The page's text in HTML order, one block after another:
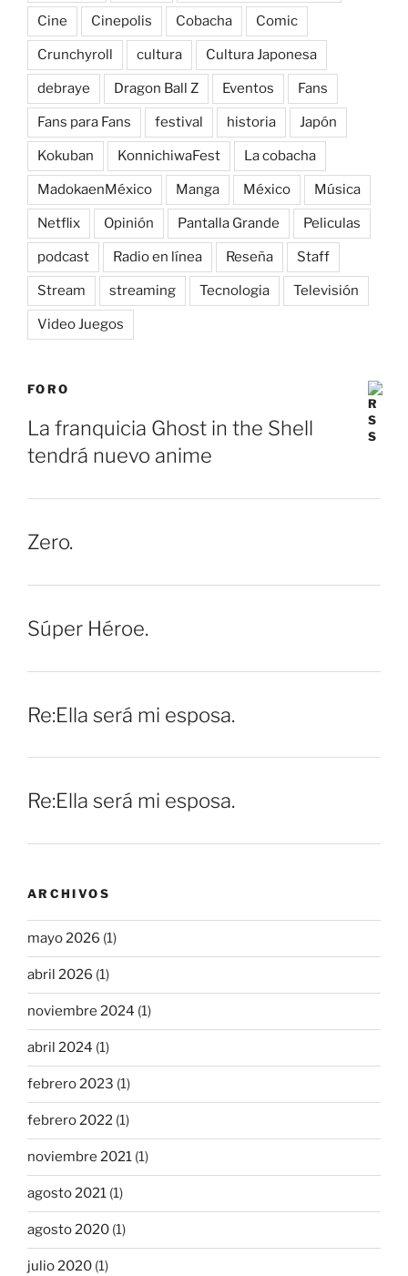
Cine Cinepolis Cobacha Comic
Crunchyroll cultura Cultura Japonesa
debraye Dragon Ball Z Eventos Fans
Fans para Fans festival historia Japón
Kokuban KonnichiwaFest La cobacha
MadokaenMéxico Manga México Música
Netflix Opinión Pantalla Grande Peliculas
podcast Radio en línea Reseña Staff
Stream streaming Tecnologia Televisión
Video Juegos
FORO
La franquicia Ghost in the Shell
tendrá nuevo anime
Zero.
Súper Héroe.
Re:Ella será mi esposa.
Re:Ella será mi esposa.
ARCHIVOS
mayo 2026 (1)
abril 2026 (1)
noviembre 2024 (1)
abril 2024 (1)
febrero 2023 (1)
febrero 2022 (1)
noviembre 2021 (1)
agosto 2021 (1)
agosto 2020 (1)
julio 2020 (1)